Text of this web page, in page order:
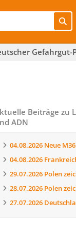
Gefahrgut-
Beiträge zu
ADN
04.08.2026 Neue
04.08.2026
29.07.2026 Polen
28.07.2026 Polen
27.07.2026